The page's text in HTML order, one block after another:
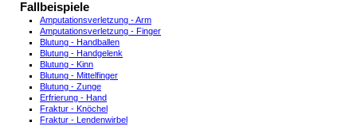
Fallbeispiele
Amputationsverletzung - Arm
Amputationsverletzung - Finger
Blutung - Handballen
Blutung - Handgelenk
Blutung - Kinn
Blutung - Mittelfinger
Blutung - Zunge
Erfrierung - Hand
Fraktur - Knöchel
Fraktur - Lendenwirbel